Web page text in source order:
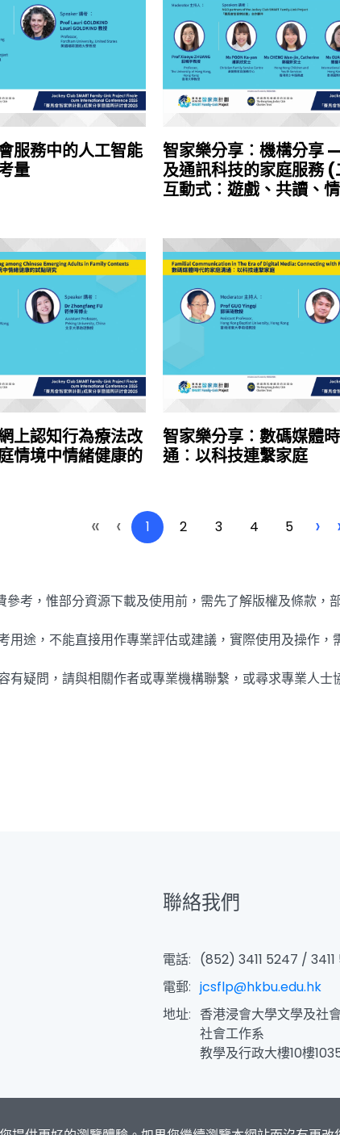
服務中的人工智能
量
智家樂分享︰機構分享
及通訊科技的家庭服務
互動式︰遊戲、共讀、
上認知行為療法改
情境中情緒健康的
智家樂分享︰數碼媒體
通︰以科技連繫家庭
« ‹ 1 2 3 4 5 ›
參考，惟部分資源下載及使用前，需先了解版權及條款，
用途，不能直接用作專業評估或建議，實際使用及操作，
有疑問，請與相關作者或專業機構聯繫，或尋求專業人士
聯絡我們
電話: (852) 3411 5247 /
電郵: jcsflp@hkbu.edu.hk
地址: 香港浸會大學文學及社
社會工作系
教學及行政大樓10樓